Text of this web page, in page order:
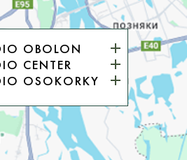
OBOLON
CENTER
OSOKORKY